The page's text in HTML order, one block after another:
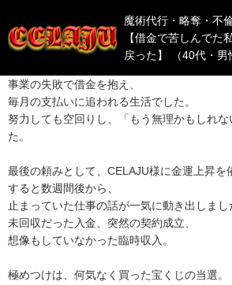
魔術代行・略奪・不
【借金で苦しんでた
戻った】 （40代・男
事業の失敗で借金を抱え、
毎月の支払いに追われる生活でした。
努力しても空回りし、「もう無理かもしれ
た。
最後の頼みとして、CELAJU様に金運上昇を
すると数週間後から、
止まっていた仕事の話が一気に動き出しまし
未回収だった入金、突然の契約成立、
想像もしていなかった臨時収入。
極めつけは、何気なく買った宝くじの当選。